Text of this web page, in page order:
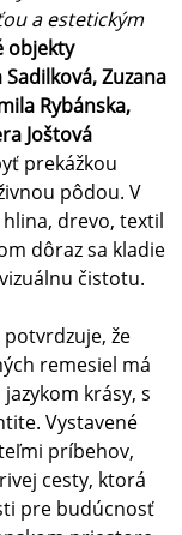
a estetickým
objekty
Zuzana
Rybánska,
Joštová
prekážkou
pôdou. V
drevo, textil
dôraz sa kladie
čistotu.
že
remesiel má
krásy, s
Vystavené
príbehov,
cesty, ktorá
pre budúcnosť